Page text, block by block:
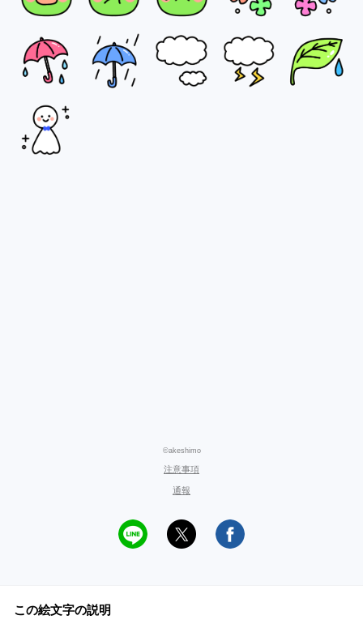
©akeshimo
注意事項
通報
この絵文字の説明